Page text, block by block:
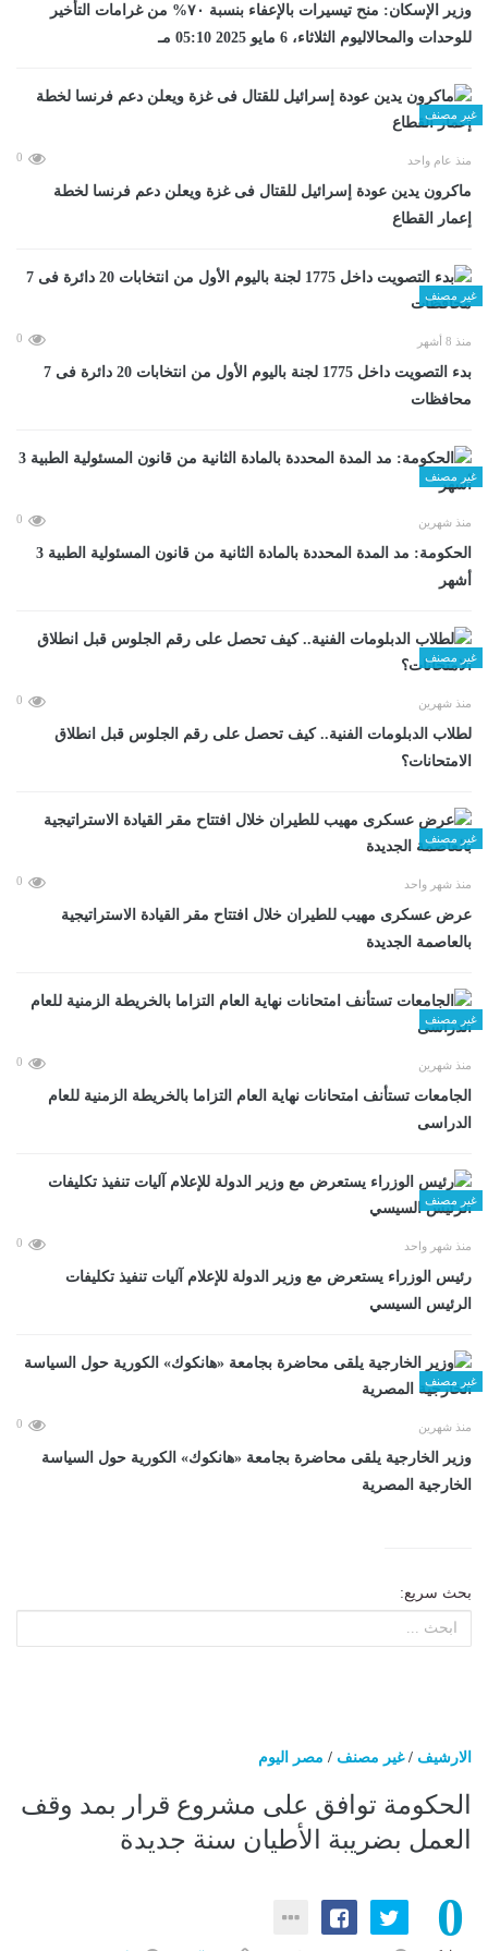
وزير الإسكان: منح تيسيرات بالإعفاء بنسبة ٧٠% من غرامات التأخير
للوحدات والمحالاليوم الثلاثاء، 6 مايو 2025 05:10 مـ
غير مصنف
منذ عام واحد 0
ماكرون يدين عودة إسرائيل للقتال فى غزة ويعلن دعم فرنسا لخطة
إعمار القطاع
غير مصنف
منذ 8 أشهر 0
بدء التصويت داخل 1775 لجنة باليوم الأول من انتخابات 20 دائرة فى 7
محافظات
غير مصنف
منذ شهرين 0
الحكومة: مد المدة المحددة بالمادة الثانية من قانون المسئولية الطبية 3
أشهر
غير مصنف
منذ شهرين 0
لطلاب الدبلومات الفنية.. كيف تحصل على رقم الجلوس قبل انطلاق
الامتحانات؟
غير مصنف
منذ شهر واحد 0
عرض عسكرى مهيب للطيران خلال افتتاح مقر القيادة الاستراتيجية
بالعاصمة الجديدة
غير مصنف
منذ شهرين 0
الجامعات تستأنف امتحانات نهاية العام التزاما بالخريطة الزمنية للعام
الدراسى
غير مصنف
منذ شهر واحد 0
رئيس الوزراء يستعرض مع وزير الدولة للإعلام آليات تنفيذ تكليفات
الرئيس السيسي
غير مصنف
منذ شهرين 0
وزير الخارجية يلقى محاضرة بجامعة «هانكوك» الكورية حول السياسة
الخارجية المصرية
بحث سريع:
الارشيف /غير مصنف / مصر اليوم
الحكومة توافق على مشروع قرار بمد وقف
العمل بضريبة الأطيان سنة جديدة
0